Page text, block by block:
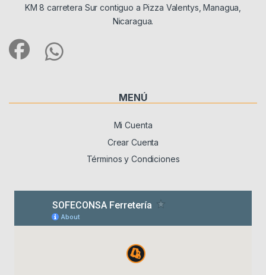
KM 8 carretera Sur contiguo a Pizza Valentys, Managua,
Nicaragua.
MENÚ
Mi Cuenta
Crear Cuenta
Términos y Condiciones